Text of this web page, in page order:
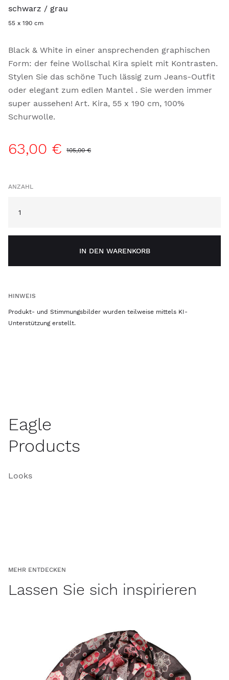
schwarz / grau
55 x 190 cm
Black & White in einer ansprechenden graphischen
Form: der feine Wollschal Kira spielt mit Kontrasten.
Stylen Sie das schöne Tuch lässig zum Jeans-Outfit
oder elegant zum edlen Mantel . Sie werden immer
super aussehen! Art. Kira, 55 x 190 cm, 100%
Schurwolle.
63,00 € 105,00 €
ANZAHL
IN DEN WARENKORB
HINWEIS
Produkt- und Stimmungsbilder wurden teilweise mittels KI-
Unterstützung erstellt.
Eagle
Products
Looks
MEHR ENTDECKEN
Lassen Sie sich inspirieren